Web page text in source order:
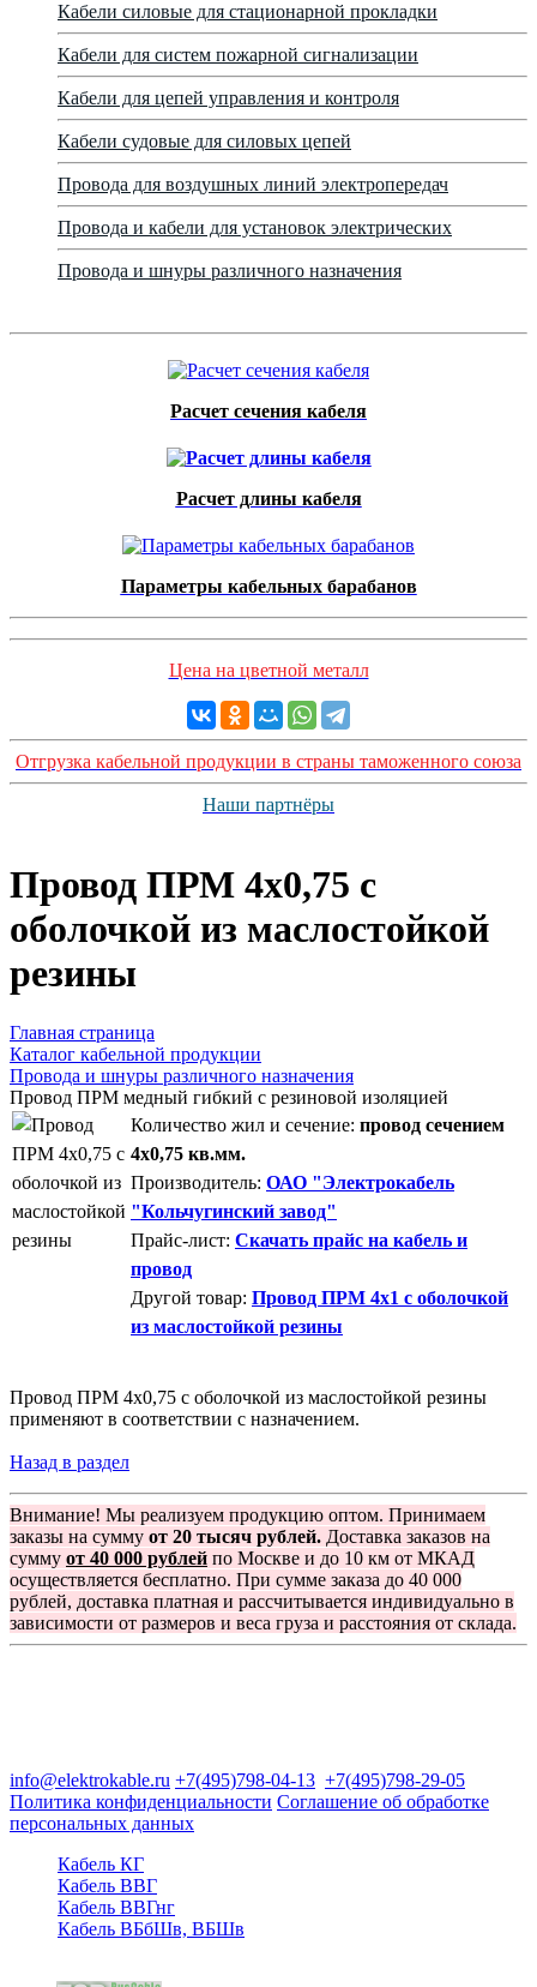
Кабели силовые для стационарной прокладки
Кабели для систем пожарной сигнализации
Кабели для цепей управления и контроля
Кабели судовые для силовых цепей
Провода для воздушных линий электропередач
Провода и кабели для установок электрических
Провода и шнуры различного назначения
Расчет сечения кабеля
Расчет длины кабеля
Параметры кабельных барабанов
Цена на цветной металл
Отгрузка кабельной продукции в страны таможенного союза
Наши партнёры
Провод ПРМ 4х0,75 с
оболочкой из маслостойкой
резины
Главная страница
Каталог кабельной продукции
Провода и шнуры различного назначения
Провод ПРМ медный гибкий с резиновой изоляцией
Количество жил и сечение: провод сечением
4х0,75 кв.мм.
Производитель: ОАО "Электрокабель
"Кольчугинский завод"
Прайс-лист: Скачать прайс на кабель и
провод
Другой товар: Провод ПРМ 4х1 с оболочкой
из маслостойкой резины
Провод ПРМ 4х0,75 с оболочкой из маслостойкой резины
применяют в соответствии с назначением.
Назад в раздел
Внимание! Мы реализуем продукцию оптом. Принимаем
заказы на сумму от 20 тысяч рублей. Доставка заказов на
сумму от 40 000 рублей по Москве и до 10 км от МКАД
осуществляется бесплатно. При сумме заказа до 40 000
рублей, доставка платная и рассчитывается индивидуально в
зависимости от размеров и веса груза и расстояния от склада.
info@elektrokable.ru +7(495)798-04-13 +7(495)798-29-05
Политика конфиденциальности Соглашение об обработке
персональных данных
Кабель КГ
Кабель ВВГ
Кабель ВВГнг
Кабель ВБбШв, ВБШв